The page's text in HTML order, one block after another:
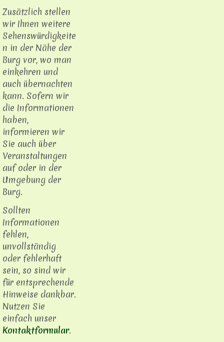
Zusätzlich stellen
wir Ihnen weitere
Sehenswürdigkeite
n in der Nähe der
Burg vor, wo man
einkehren und
auch übernachten
kann. Sofern wir
die Informationen
haben,
informieren wir
Sie auch über
Veranstaltungen
auf oder in der
Umgebung der
Burg.
Sollten
Informationen
fehlen,
unvollständig
oder fehlerhaft
sein, so sind wir
für entsprechende
Hinweise dankbar.
Nutzen Sie
einfach unser
Kontaktformular.